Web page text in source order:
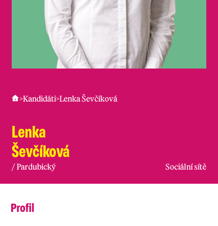
>Kandidáti>Lenka Ševčíková
Lenka
Ševčíková
/Pardubický Sociální sítě
Profil